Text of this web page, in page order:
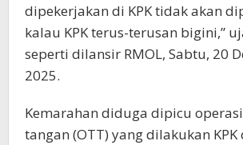
dipekerjakan di KPK tidak akan
kalau KPK terus-terusan bigini,”
seperti dilansir RMOL, Sabtu, 20
2025.
Kemarahan diduga dipicu
tangan (OTT) yang dilakukan